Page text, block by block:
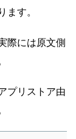
す。
際には原文側
プリストア由